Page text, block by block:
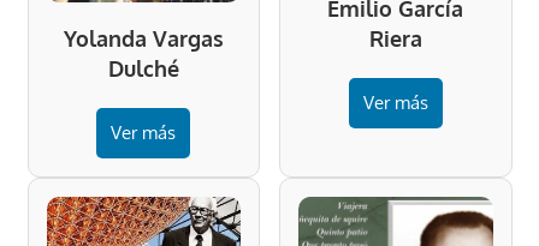
Yolanda Vargas
Dulché
Ver más
Emilio García
Riera
Ver más